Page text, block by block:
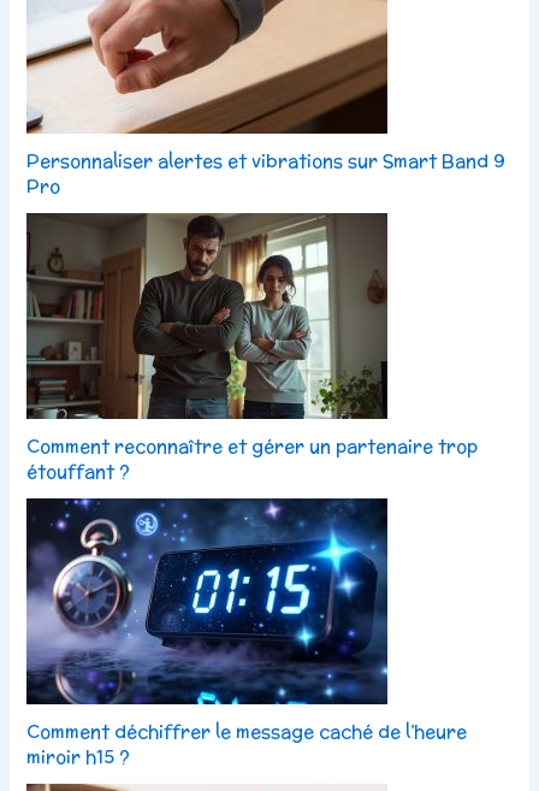
Personnaliser alertes et vibrations sur Smart Band 9
Pro
Comment reconnaître et gérer un partenaire trop
étouffant ?
Comment déchiffrer le message caché de l’heure
miroir h15 ?